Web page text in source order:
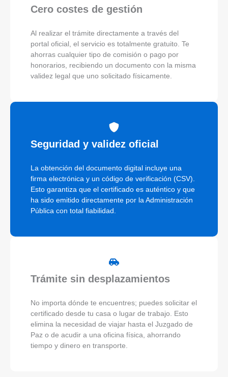
Cero costes de gestión
Al realizar el trámite directamente a través del
portal oficial, el servicio es totalmente gratuito. Te
ahorras cualquier tipo de comisión o pago por
honorarios, recibiendo un documento con la misma
validez legal que uno solicitado físicamente.
Seguridad y validez oficial
La obtención del documento digital incluye una
firma electrónica y un código de verificación (CSV).
Esto garantiza que el certificado es auténtico y que
ha sido emitido directamente por la Administración
Pública con total fiabilidad.
Trámite sin desplazamientos
No importa dónde te encuentres; puedes solicitar el
certificado desde tu casa o lugar de trabajo. Esto
elimina la necesidad de viajar hasta el Juzgado de
Paz o de acudir a una oficina física, ahorrando
tiempo y dinero en transporte.